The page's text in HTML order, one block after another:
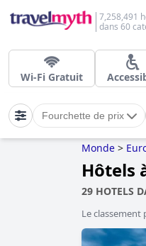
7,258,491
dans 60
Wi-Fi Gratuit
Fourchette de prix
Monde >
Hôtels
29 HOTELS
Le